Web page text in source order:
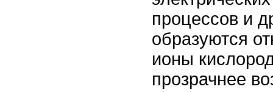
процессов и
образуются
ионы
прозрачнее